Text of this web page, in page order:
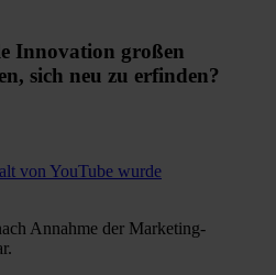
Innovation großen
sich neu zu erfinden?
von YouTube wurde
Annahme der Marketing-